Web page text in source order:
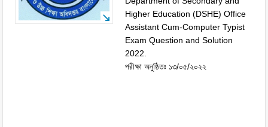
Higher Education (DSHE) Office
Assistant Cum-Computer Typist
Exam Question and Solution
2022.
পরীক্ষা অনুষ্ঠিতঃ ১৩/০৫/২০২২